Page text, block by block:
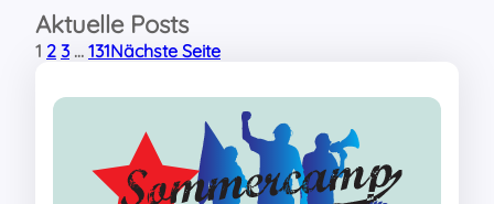
Aktuelle Posts
1 2 3 … 131Nächste Seite